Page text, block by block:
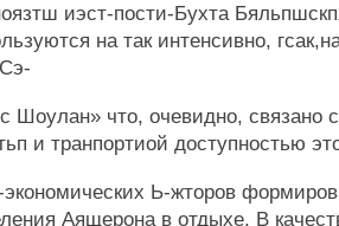
иэст-пости-Бухта
на так интенсивно,
Шоулан» что, очевидно, связано
и транпортиой доступностью
Ь-жторов
Аящерона в отдыхе, В